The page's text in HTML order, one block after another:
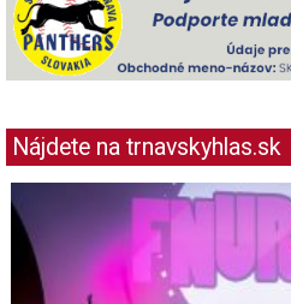
Nájdete na trnavskyhlas.sk